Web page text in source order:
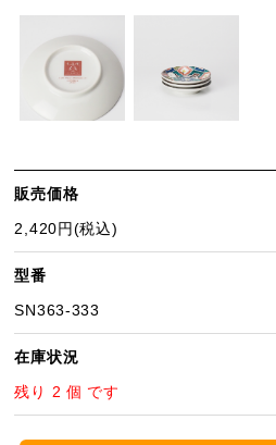
販売価格
2,420円(税込)
型番
SN363-333
在庫状況
残り 2 個 です